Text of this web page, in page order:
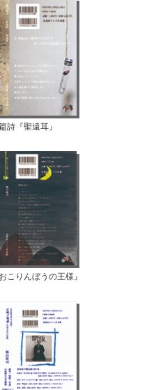
詩『聖遠耳』
こりんぼうの王様』